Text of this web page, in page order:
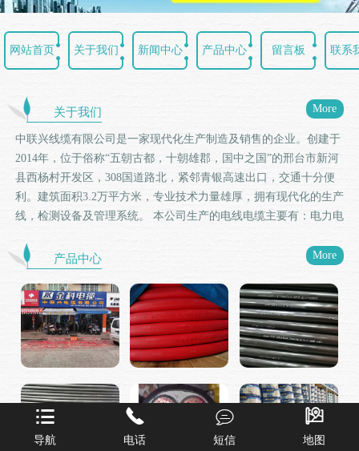

导航

电话

短信

地图
网站首页 关于我们 新闻中心 产品中心 留言板 联系
关于我们 More
中联兴线缆有限公司是一家现代化生产制造及销售的企业。创建于
2014年，位于俗称“五朝古都，十朝雄郡，国中之国”的邢台市新河
县西杨村开发区，308国道路北，紧邻青银高速出口，交通十分便
利。建筑面积3.2万平方米，专业技术力量雄厚，拥有现代化的生产
线，检测设备及管理系统。 本公司生产的电线电缆主要有：电力电
电缆、铝合金电缆等几十种系列。产品严格执行国际标准
（IEC）、国家标准（GB）、和机械部标准（JB）、实行严格的过
程检测和出厂检测，产品通过中国国家强制性CCC认证和通过
ISO9001质量管理体系认证。 中联兴电缆以“创新、诚信、服务、
务实”的企业精神，始终坚持以质量求生存，以信誉求发展，以管
理求效益的经营理念，持续供应市场和客户品质保障，工艺精良的
优质产品，通过不断进行自身资源优化整合，为打造邢台市、河北
省至国内名优品牌不懈努力！
产品中心 More